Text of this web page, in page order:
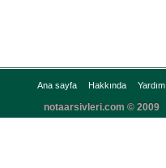
Ana sayfa Hakkında Yardım
notaarsivleri.com © 2009